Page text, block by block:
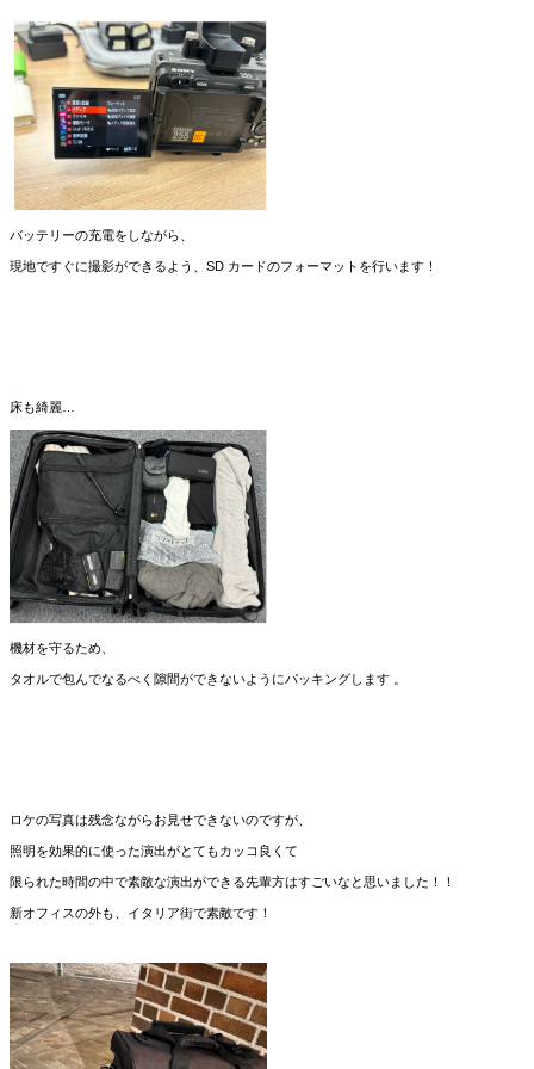
バッテリーの充電をしながら、
現地ですぐに撮影ができるよう、SD カードのフォーマットを⾏います！
床も綺麗…
機材を守るため、
タオルで包んでなるべく隙間ができないようにパッキングします 。
ロケの写真は残念ながらお⾒せできないのですが、
照明を効果的に使った演出がとてもカッコ良くて
限られた時間の中で素敵な演出ができる先輩⽅はすごいなと思いました！！
新オフィスの外も、イタリア街で素敵です！